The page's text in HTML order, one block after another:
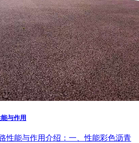
与作用
性能与作用介绍：一、性能彩色沥青